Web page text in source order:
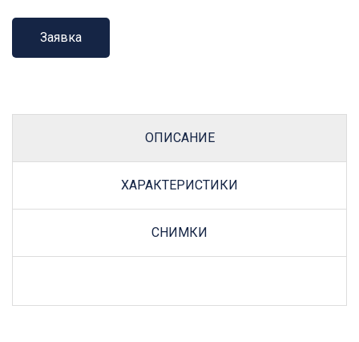
Заявка
ОПИСАНИЕ
ХАРАКТЕРИСТИКИ
СНИМКИ